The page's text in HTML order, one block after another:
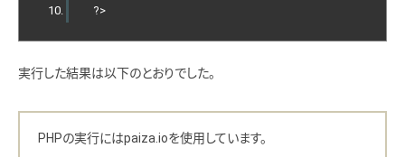
?>
実行した結果は以下のとおりでした。
PHPの実行にはpaiza.ioを使用しています。